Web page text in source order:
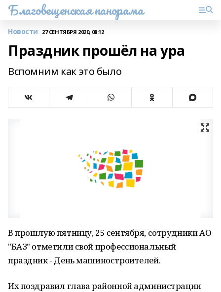
Благовещенская панорама
Новости 27 СЕНТЯБРЯ 2020, 08:12
Праздник прошёл на ура
Вспомним как это было
В прошлую пятницу, 25 сентября, сотрудники АО
"БАЗ" отметили свой профессиональный
праздник - День машиностроителей.
Их поздравил глава районной администрации